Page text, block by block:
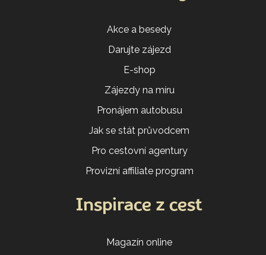
Akce a besedy
Darujte zájezd
E-shop
Zájezdy na míru
Pronájem autobusu
Jak se stát průvodcem
Pro cestovní agentury
Provizní affiliate program
Inspirace z cest
Magazín online